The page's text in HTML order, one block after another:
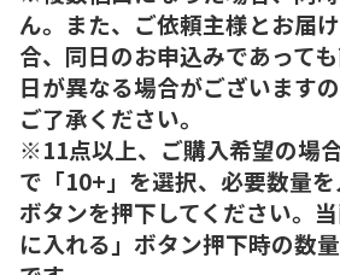
ん。また、ご依頼主様とお届
合、同日のお申込みであって
日が異なる場合がございます
ご了承ください。
※11点以上、ご購入希望の場
で「10+」を選択、必要数量を
ボタンを押下してください。
に入れる」ボタン押下時の数